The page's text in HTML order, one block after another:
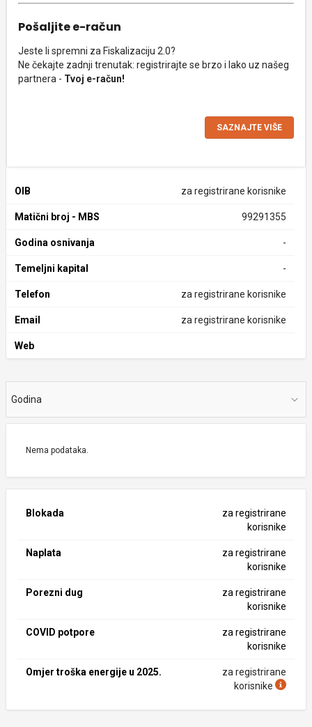
Pošaljite e-račun
Jeste li spremni za Fiskalizaciju 2.0?
Ne čekajte zadnji trenutak: registrirajte se brzo i lako uz našeg
partnera - Tvoj e-račun!
SAZNAJTE VIŠE
OIB za registrirane korisnike
Matični broj - MBS 99291355
Godina osnivanja -
Temeljni kapital -
Telefon za registrirane korisnike
Email za registrirane korisnike
Web
Godina
Nema podataka.
Blokada
za registrirane
korisnike
Naplata
za registrirane
korisnike
Porezni dug
za registrirane
korisnike
COVID potpore
za registrirane
korisnike
Omjer troška energije u 2025.
za registrirane
korisnike